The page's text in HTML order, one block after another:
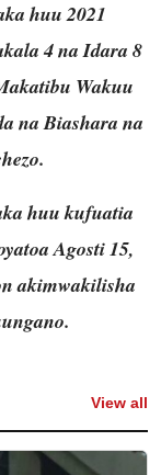
huu 2021
4 na Idara 8
Wakuu
na Biashara na
huu kufuatia
Agosti 15,
akimwakilisha
View all